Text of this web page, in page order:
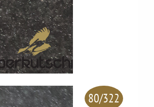
80/322